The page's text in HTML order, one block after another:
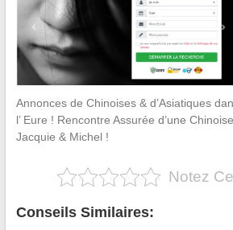
Annonces de Chinoises & d’Asiatiques
l’ Eure ! Rencontre Assurée d’une
Jacquie & Michel !
Notez
Conseils Similaires: